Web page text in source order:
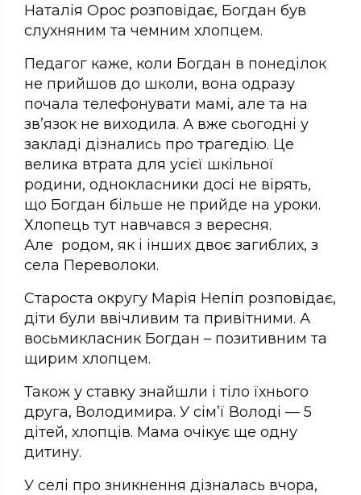
Наталія Орос розповідає, Богдан був
слухняним та чемним хлопцем.
Педагог каже, коли Богдан в понеділок
не прийшов до школи, вона одразу
почала телефонувати мамі, але та на
зв’язок не виходила. А вже сьогодні у
закладі дізнались про трагедію. Це
велика втрата для усієї шкільної
родини, однокласники досі не вірять,
що Богдан більше не прийде на уроки.
Хлопець тут навчався з вересня.
Але родом, як і інших двоє загиблих, з
села Переволоки.
Староста округу Марія Непіп розповідає,
діти були ввічливим та привітними. А
восьмикласник Богдан – позитивним та
щирим хлопцем.
Також у ставку знайшли і тіло їхнього
друга, Володимира. У сім’ї Володі — 5
дітей, хлопців. Мама очікує ще одну
дитину.
У селі про зникнення дізналась вчора,